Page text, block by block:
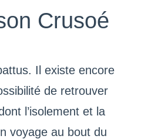
Crusoé
Il existe encore
de retrouver
l’isolement et la
voyage au bout du